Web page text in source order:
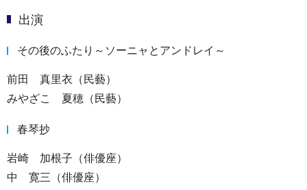
出演
その後のふたり～ソーニャとアンドレイ～
前田 真里衣（民藝）
みやざこ 夏穂（民藝）
春琴抄
岩崎 加根子（俳優座）
中 寛三（俳優座）